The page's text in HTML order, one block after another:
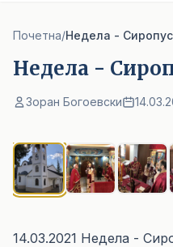
Почетна/Недела -
Недела -
Зоран Богоевски
14.03.2021 Недела -